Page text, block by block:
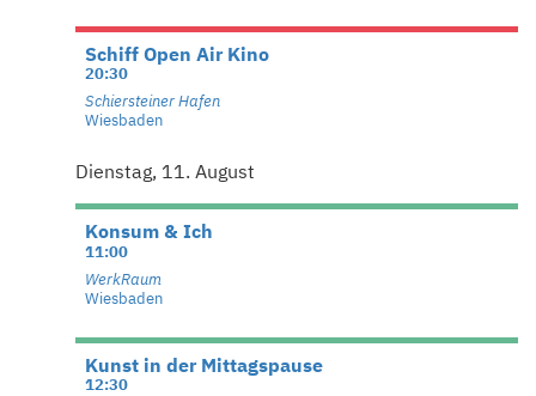
Schiff Open Air Kino
20:30
Schiersteiner Hafen
Wiesbaden
Dienstag, 11. August
Konsum & Ich
11:00
WerkRaum
Wiesbaden
Kunst in der Mittagspause
12:30